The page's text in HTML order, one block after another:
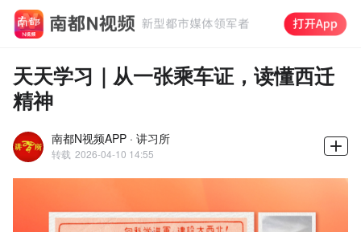
天天学习｜从一张乘车证，读懂西迁
精神
南都N视频APP · 讲习所
转载 2026-04-10 14:55